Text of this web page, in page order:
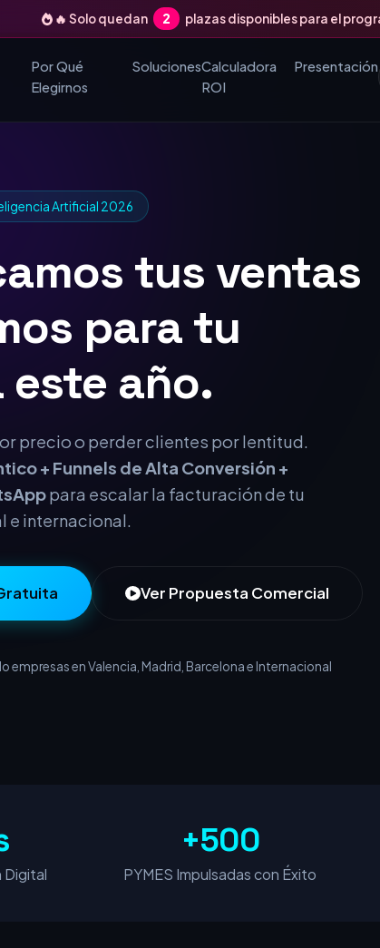
🔥 Solo quedan 2 plazas disponibles para el
Por Qué
Elegirnos
SolucionesCalculadora
ROI
Presentación
Artificial 2026
tus ventas
TOP 1 en
tu empresa
precio o perder clientes por lentitud.
+ Funnels de Alta Conversión +
internacional.
+500